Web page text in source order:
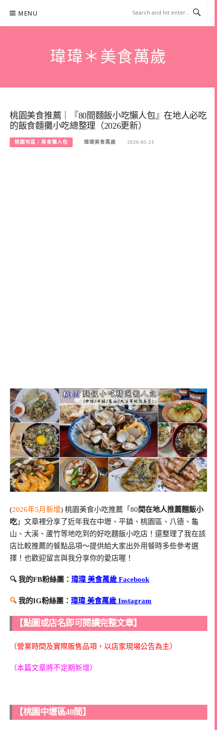
content
MENU
瑋瑋＊美食萬歲
桃園美食推薦｜『80間麵飯小吃懶人包』在地人必吃
的飯食麵攤小吃總整理（2026更新）
桃園地區｜美食懶人包 瑋瑋美食萬歲 2026-05-21
(2026年5月新增) 桃園美食小吃推薦「80 間在地人推薦麵飯小
吃 」文章裡分享了近年我在中壢、平鎮、桃園區、八德、龜
山、大溪、蘆竹等地吃到的好吃麵飯小吃店！還整理了我在該
店比較推薦的餐點品項～提供給大家出外用餐時多些參考選
擇！也歡迎留言與我分享你的愛店喔！
🔍 我的FB粉絲團： 瑋瑋 美食萬歲 Facebook
🔍我的IG粉絲團： 瑋瑋 美食萬歲 Instagram
【點圖或店名即可閱讀完整文章】
（營業時間及實際販售品項，以店家現場公告為主）
（本篇文章將不定期新增）
【桃園中壢區40間】